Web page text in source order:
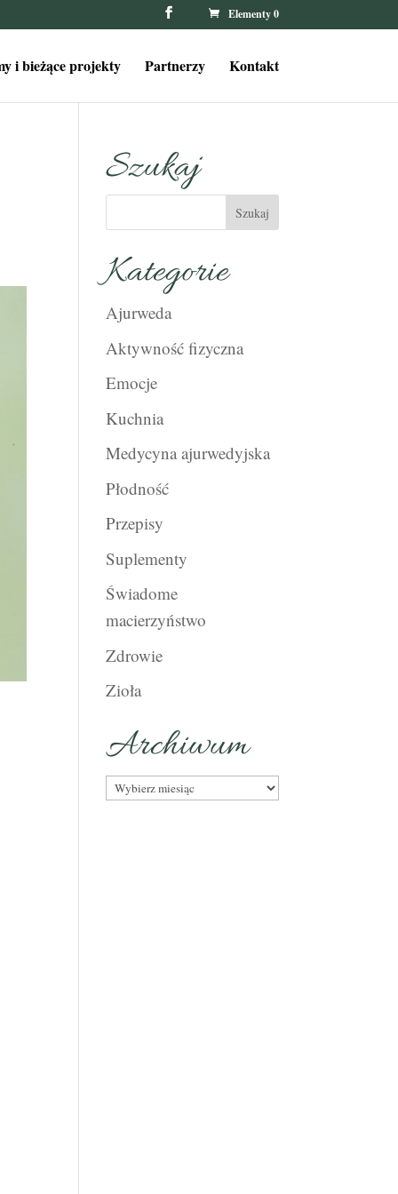
Elementy 0
i bieżące projekty Partnerzy Kontakt
Szukaj
Kategorie
Ajurweda
Aktywność fizyczna
Emocje
Kuchnia
Medycyna ajurwedyjska
Płodność
Przepisy
Suplementy
Świadome
macierzyństwo
Zdrowie
Zioła
Archiwum
Archiwum